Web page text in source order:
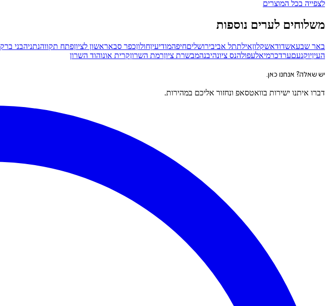
לצפייה בכל המוצרים
משלוחים לערים נוספות
באר שבעאשדודאשקלוןאילתתל אביבירושליםחיפהמודיעיןחולוןכפר סבאראשון לציוןפתח תקווהנתניהבני ברק
העיןיוקנעםערדכרמיאלעפולהנס ציונהיבנהמבשרת ציוןרמת השרוןקרית אונוהוד השרון
יש שאלה? אנחנו כאן.
דברו איתנו ישירות בוואטסאפ ונחזור אליכם במהירות.